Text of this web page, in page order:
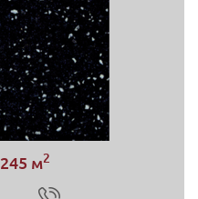
245 м2